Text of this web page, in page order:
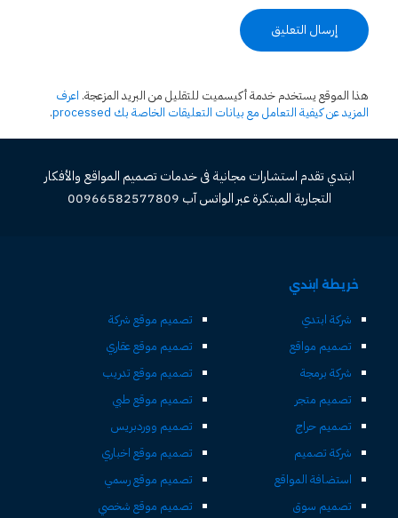
هذا الموقع يستخدم خدمة أكيسميت للتقليل من البريد المزعجة. اعرف
المزيد عن كيفية التعامل مع بيانات التعليقات الخاصة بك processed
.
ابتدي تقدم استشارات مجانية فى خدمات تصميم المواقع والأفكار
التجارية المبتكرة عبر الواتس آب 00966582577809
خريطة ابتدي
شركة ابتدي
تصميم مواقع
شركة برمجة
تصميم متجر
تصميم حراج
شركة تصميم
استضافة المواقع
تصميم سوق
تصميم موقع شركة
تصميم موقع عقاري
تصميم موقع تدريب
تصميم موقع طبي
تصميم ووردبريس
تصميم موقع اخباري
تصميم موقع رسمي
تصميم موقع شخصي